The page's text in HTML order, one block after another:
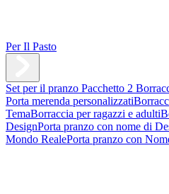
Per Il Pasto
Set per il pranzo Pacchetto 2
Porta merenda personalizzati
TemaBorraccia per ragazzi e adulti
DesignPorta pranzo con nome di
Mondo RealePorta pranzo con